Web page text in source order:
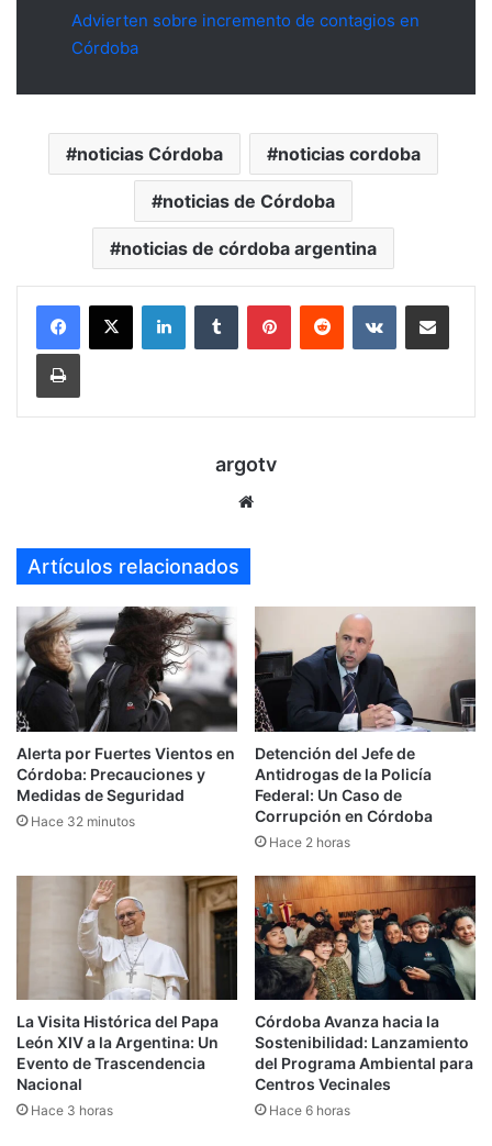
Advierten sobre incremento de contagios en
Córdoba
noticias Córdoba noticias cordoba
noticias de Córdoba
noticias de córdoba argentina
LinkedInTumblr PinterestReddit VKontakteCompartir por mail
Imprimir
argotv
Artículos relacionados
Alerta por Fuertes Vientos en
Córdoba: Precauciones y
Medidas de Seguridad
Hace 32 minutos
Detención del Jefe de
Antidrogas de la Policía
Federal: Un Caso de
Corrupción en Córdoba
Hace 2 horas
La Visita Histórica del Papa
León XIV a la Argentina: Un
Evento de Trascendencia
Nacional
Hace 3 horas
Córdoba Avanza hacia la
Sostenibilidad: Lanzamiento
del Programa Ambiental para
Centros Vecinales
Hace 6 horas